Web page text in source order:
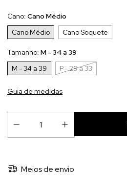
Cano: Cano Médio
Cano Médio
Cano Soquete
Tamanho: M - 34 a 39
M - 34 a 39
P - 29 a 33
Guia de medidas
Meios de envio